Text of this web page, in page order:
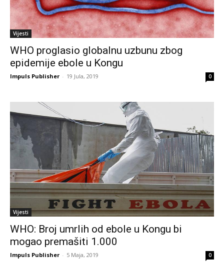
Vijesti
WHO proglasio globalnu uzbunu zbog
epidemije ebole u Kongu
Impuls Publisher - 19 Jula, 2019 0
Vijesti
WHO: Broj umrlih od ebole u Kongu bi
mogao premašiti 1.000
Impuls Publisher - 5 Maja, 2019 0